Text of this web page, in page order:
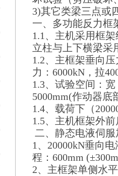
3)其它类梁三点或
一、多功能反力框
1.1、主机采用框
立柱与上下横梁采
1.2、主框架垂向
力：6000kN，拉
1.3、试验空间：
5000mm(作动器底
1.4、载荷下（
1.5、主机框架外
二、静态电液伺
1、20000kN垂向
程：600mm
2、主框架单侧水